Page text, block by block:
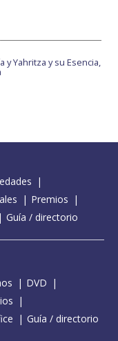
y Yahritza y su Esencia,
Premios
Guía / directorio
DVD
Guía / directorio